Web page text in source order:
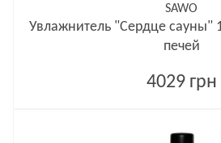
SAWO
Увлажнитель "Сердце сауны"
печей
4029 грн